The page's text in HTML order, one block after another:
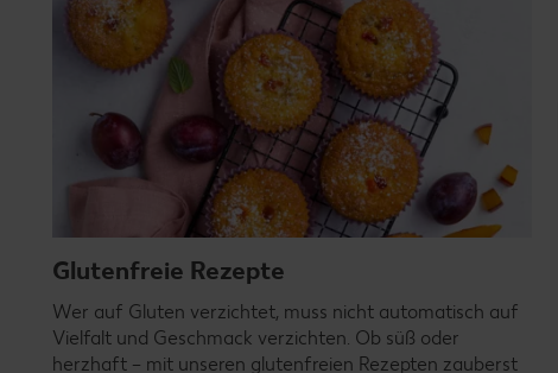
Glutenfreie Rezepte
Wer auf Gluten verzichtet, muss nicht automatisch auf
Vielfalt und Geschmack verzichten. Ob süß oder
herzhaft – mit unseren glutenfreien Rezepten zauberst